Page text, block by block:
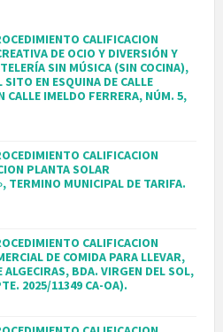
CALIFICACION
DE OCIO Y DIVERSIÓN Y
SIN MÚSICA (SIN COCINA),
EN ESQUINA DE CALLE
CALLE IMELDO FERRERA, NÚM. 5,
CALIFICACION
PLANTA SOLAR
TERMINO MUNICIPAL DE TARIFA.
CALIFICACION
DE COMIDA PARA LLEVAR,
ALGECIRAS, BDA. VIRGEN DEL SOL,
2025/11349 CA-OA).